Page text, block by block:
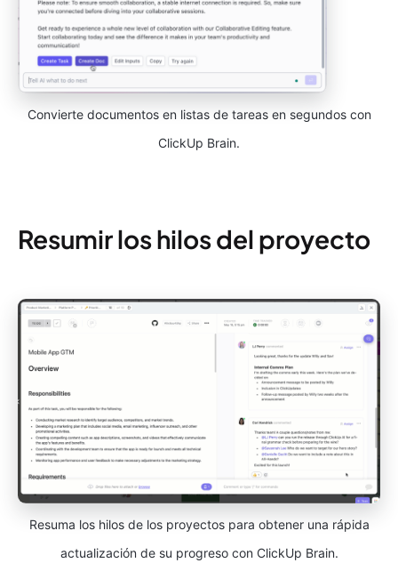
Convierte documentos en listas de tareas en segundos con
ClickUp Brain.
Resumir los hilos del proyecto
Resuma los hilos de los proyectos para obtener una rápida
actualización de su progreso con ClickUp Brain.